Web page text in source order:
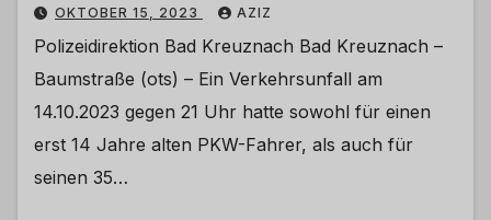
OKTOBER 15, 2023 AZIZ
Polizeidirektion Bad Kreuznach Bad Kreuznach –
Baumstraße (ots) – Ein Verkehrsunfall am
14.10.2023 gegen 21 Uhr hatte sowohl für einen
erst 14 Jahre alten PKW-Fahrer, als auch für
seinen 35…